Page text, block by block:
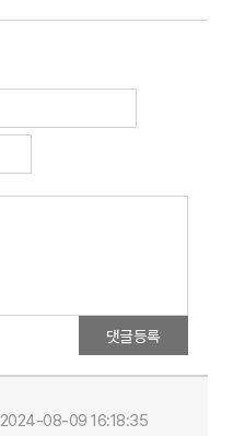
댓글등록
2024-08-09 16:18:35